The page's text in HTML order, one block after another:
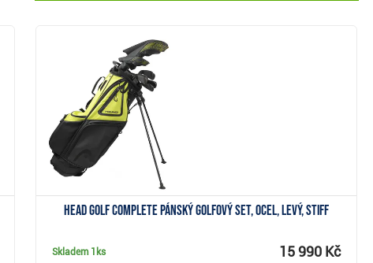
Head Golf Complete pánský golfový set, ocel, levý, Stiff
Skladem 1ks 15 990 Kč